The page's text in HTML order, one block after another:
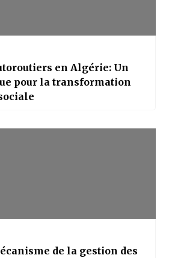
en Algérie: Un
pour la transformation
de la gestion des